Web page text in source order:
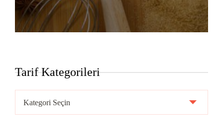
Tarif Kategorileri
Kategorileri